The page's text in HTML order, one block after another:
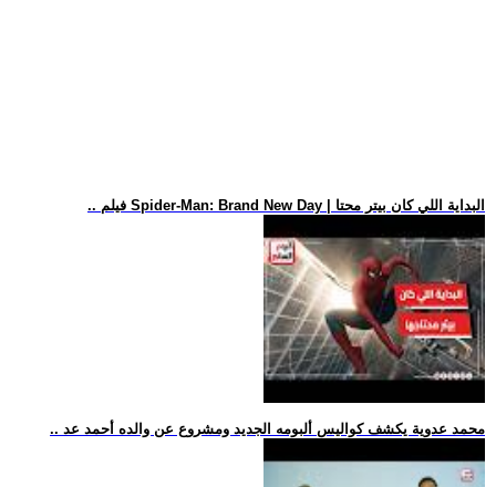
.. فيلم Spider-Man: Brand New Day | البداية اللي كان بيتر محتا
.. محمد عدوية يكشف كواليس ألبومه الجديد ومشروع عن والده أحمد عد